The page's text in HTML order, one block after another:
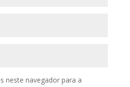
neste navegador para a